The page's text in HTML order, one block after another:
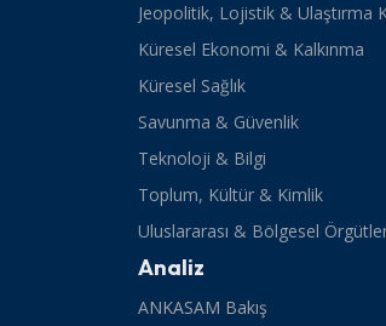
Jeopolitik, Lojistik & Ulaştırma
Küresel Ekonomi & Kalkınma
Küresel Sağlık
Savunma & Güvenlik
Teknoloji & Bilgi
Toplum, Kültür & Kimlik
Uluslararası & Bölgesel
Analiz
ANKASAM Bakış